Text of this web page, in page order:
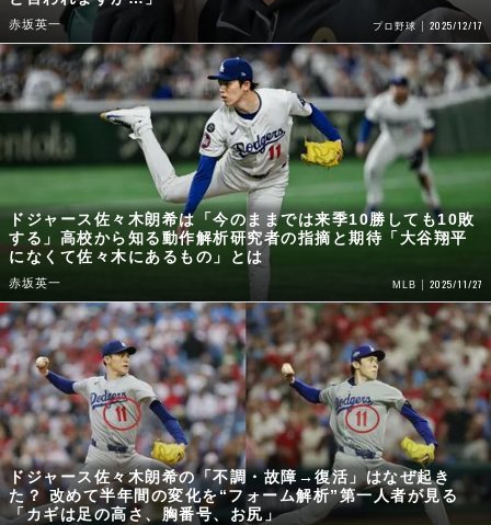
赤坂英一 プロ野球 2025/12/17
ドジャース佐々木朗希は「今のままでは来季10勝しても10敗
する」高校から知る動作解析研究者の指摘と期待「大谷翔平
になくて佐々木にあるもの」とは
赤坂英一 MLB 2025/11/27
ドジャース佐々木朗希の「不調・故障→復活」はなぜ起き
た？ 改めて半年間の変化を“フォーム解析”第一人者が見る
「カギは足の高さ、胸番号、お尻」